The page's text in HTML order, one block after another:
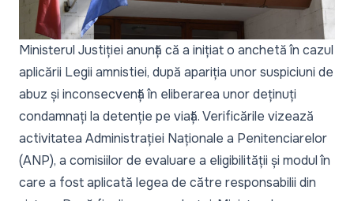
Ministerul Justiției anunță că a inițiat o anchetă în cazul
aplicării Legii amnistiei, după apariția unor suspiciuni de
abuz și inconsecvență în eliberarea unor deținuți
condamnați la detenție pe viață. Verificările vizează
activitatea Administrației Naționale a Penitenciarelor
(ANP), a comisiilor de evaluare a eligibilității și modul în
care a fost aplicată legea de către responsabilii din